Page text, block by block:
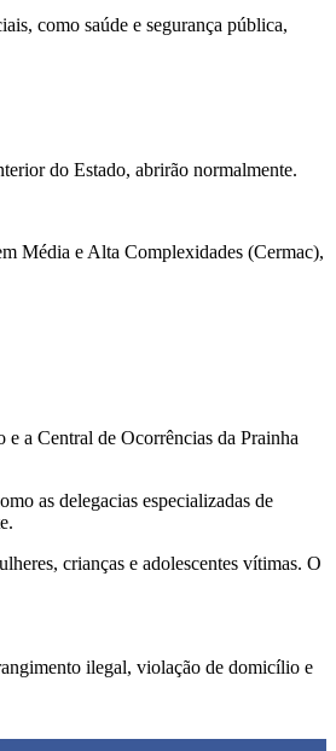
como saúde e segurança pública,
do Estado, abrirão normalmente.
Média e Alta Complexidades (Cermac),
e a Central de Ocorrências da Prainha
as delegacias especializadas de
crianças e adolescentes vítimas. O
ilegal, violação de domicílio e